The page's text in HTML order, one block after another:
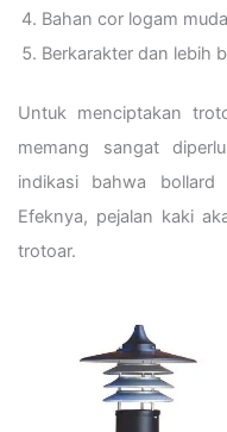
Bahan cor logam
Berkarakter dan lebih
Untuk menciptakan
memang sangat
indikasi bahwa
Efeknya, pejalan kaki
trotoar.